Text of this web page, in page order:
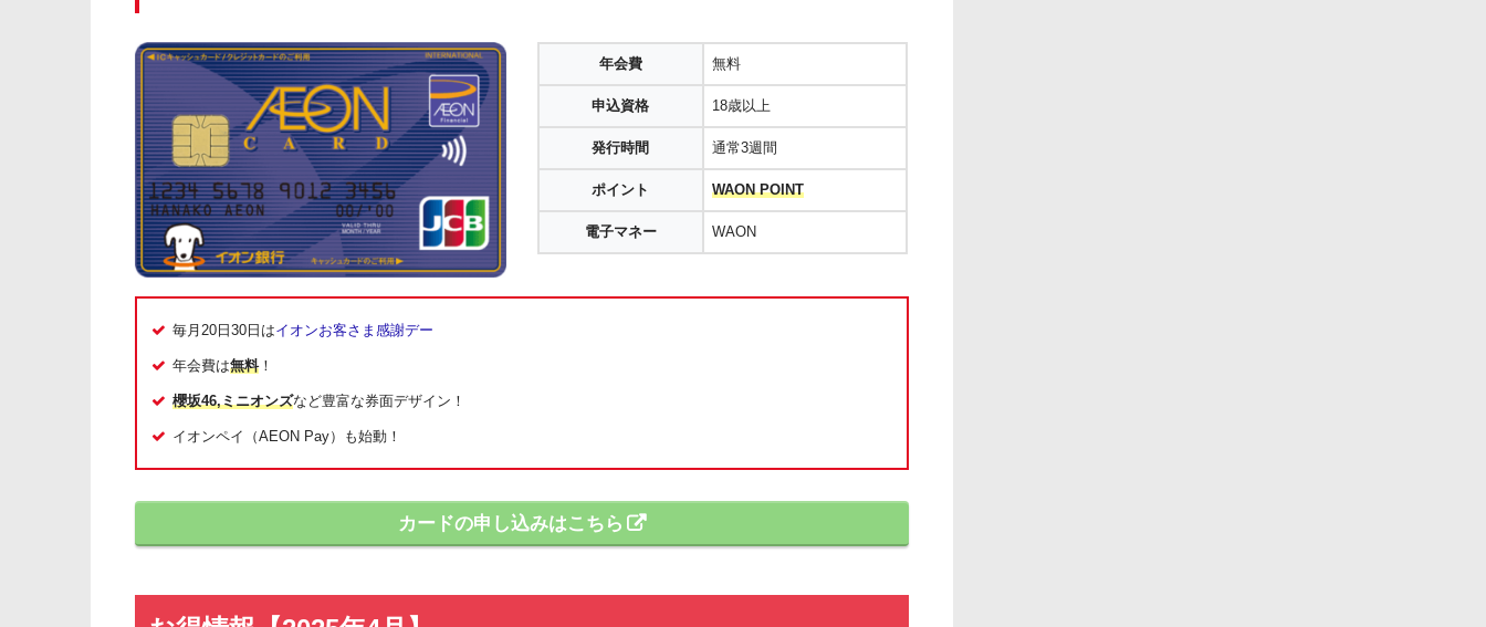
年会費 無料
申込資格 18歳以上
発行時間 通常3週間
ポイント WAON POINT
電子マネー WAON
毎月20日30日はイオンお客さま感謝デー
年会費は無料！
櫻坂46,ミニオンズなど豊富な券面デザイン！
イオンペイ（AEON Pay）も始動！
カードの申し込みはこちら